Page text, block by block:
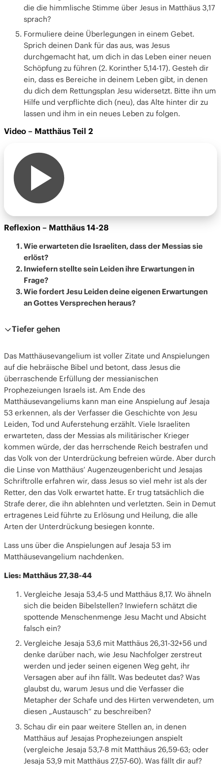
die die himmlische Stimme über Jesus in Matthäus 3,17
sprach?
Formuliere deine Überlegungen in einem Gebet.
Sprich deinen Dank für das aus, was Jesus
durchgemacht hat, um dich in das Leben einer neuen
Schöpfung zu führen (2. Korinther 5,14-17). Gesteh dir
ein, dass es Bereiche in deinem Leben gibt, in denen
du dich dem Rettungsplan Jesu widersetzt. Bitte ihn um
Hilfe und verpflichte dich (neu), das Alte hinter dir zu
lassen und ihm in ein neues Leben zu folgen.
Video – Matthäus Teil 2
Reflexion – Matthäus 14-28
Wie erwarteten die Israeliten, dass der Messias sie
erlöst?
Inwiefern stellte sein Leiden ihre Erwartungen in
Frage?
Wie fordert Jesu Leiden deine eigenen Erwartungen
an Gottes Versprechen heraus?
Tiefer gehen
Das Matthäusevangelium ist voller Zitate und Anspielungen
auf die hebräische Bibel und betont, dass Jesus die
überraschende Erfüllung der messianischen
Prophezeiungen Israels ist. Am Ende des
Matthäusevangeliums kann man eine Anspielung auf Jesaja
53 erkennen, als der Verfasser die Geschichte von Jesu
Leiden, Tod und Auferstehung erzählt. Viele Israeliten
erwarteten, dass der Messias als militärischer Krieger
kommen würde, der das herrschende Reich bestrafen und
das Volk von der Unterdrückung befreien würde. Aber durch
die Linse von Matthäus‘ Augenzeugenbericht und Jesajas
Schriftrolle erfahren wir, dass Jesus so viel mehr ist als der
Retter, den das Volk erwartet hatte. Er trug tatsächlich die
Strafe derer, die ihn ablehnten und verletzten. Sein in Demut
ertragenes Leid führte zu Erlösung und Heilung, die alle
Arten der Unterdrückung besiegen konnte.
Lass uns über die Anspielungen auf Jesaja 53 im
Matthäusevangelium nachdenken.
Lies: Matthäus 27,38-44
Vergleiche Jesaja 53,4-5 und Matthäus 8,17. Wo ähneln
sich die beiden Bibelstellen? Inwiefern schätzt die
spottende Menschenmenge Jesu Macht und Absicht
falsch ein?
Vergleiche Jesaja 53,6 mit Matthäus 26,31-32+56 und
denke darüber nach, wie Jesu Nachfolger zerstreut
werden und jeder seinen eigenen Weg geht, ihr
Versagen aber auf ihn fällt. Was bedeutet das? Was
glaubst du, warum Jesus und die Verfasser die
Metapher der Schafe und des Hirten verwendeten, um
diesen „Austausch“ zu beschreiben?
Schau dir ein paar weitere Stellen an, in denen
Matthäus auf Jesajas Prophezeiungen anspielt
(vergleiche Jesaja 53,7-8 mit Matthäus 26,59-63; oder
Jesaja 53,9 mit Matthäus 27,57-60). Was fällt dir auf?